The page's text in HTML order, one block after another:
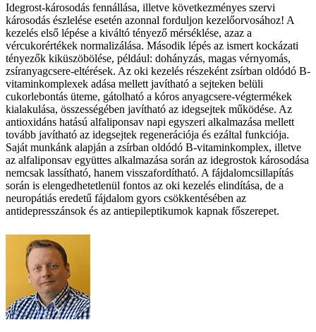
Idegrost-károsodás fennállása, illetve következményes szervi
károsodás észlelése esetén azonnal forduljon kezelőorvosához! A
kezelés első lépése a kiváltó tényező mérséklése, azaz a
vércukorértékek normalizálása. Második lépés az ismert kockázati
tényezők kiküszöbölése, például: dohányzás, magas vérnyomás,
zsíranyagcsere-eltérések. Az oki kezelés részeként zsírban oldódó B-
vitaminkomplexek adása mellett javítható a sejteken belüli
cukorlebontás üteme, gátolható a kóros anyagcsere-végtermékek
kialakulása, összességében javítható az idegsejtek működése. Az
antioxidáns hatású alfaliponsav napi egyszeri alkalmazása mellett
tovább javítható az idegsejtek regenerációja és ezáltal funkciója.
Saját munkánk alapján a zsírban oldódó B-vitaminkomplex, illetve
az alfaliponsav együttes alkalmazása során az idegrostok károsodása
nemcsak lassítható, hanem visszafordítható. A fájdalomcsillapítás
során is elengedhetetlenül fontos az oki kezelés elindítása, de a
neuropátiás eredetű fájdalom gyors csökkentésében az
antidepresszánsok és az antiepileptikumok kapnak főszerepet.